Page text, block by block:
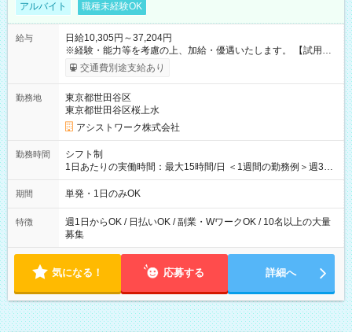
アルバイト 職種未経験OK
給与
日給10,305円～37,204円
※経験・能力等を考慮の上、加給・優遇いたします。 【試用期
間】試用期間なし
交通費別途支給あり
勤務地
東京都世田谷区
東京都世田谷区桜上水
アシストワーク株式会社
勤務時間
シフト制
1日あたりの実働時間：最大15時間/日 ＜1週間の勤務例＞週3回
勤務 勤務：月・水・金 休み：火・木・土・日 好きな時にお仕事
可能です！ ※1日あたりの最大実働時間は日勤、夜勤共に勤務し
期間 単発・1日のみOK
特徴
週1日からOK / 日払いOK / 副業・WワークOK / 10名以上の大量
募集
気になる！ 応募する 詳細へ